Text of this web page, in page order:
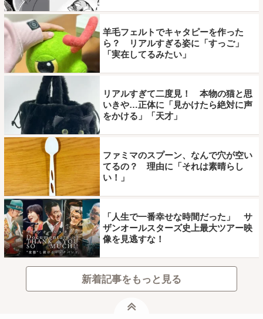
羊毛フェルトでキャタピーを作った
ら？ リアルすぎる姿に「すっご」
「実在してるみたい」
リアルすぎて二度見！ 本物の猫と思
いきや…正体に「見かけたら絶対に声
をかける」「天才」
ファミマのスプーン、なんで穴が空い
てるの？ 理由に「それは素晴らし
い！」
「人生で一番幸せな時間だった」 サ
ザンオールスターズ史上最大ツアー映
像を見逃すな！
新着記事をもっと見る